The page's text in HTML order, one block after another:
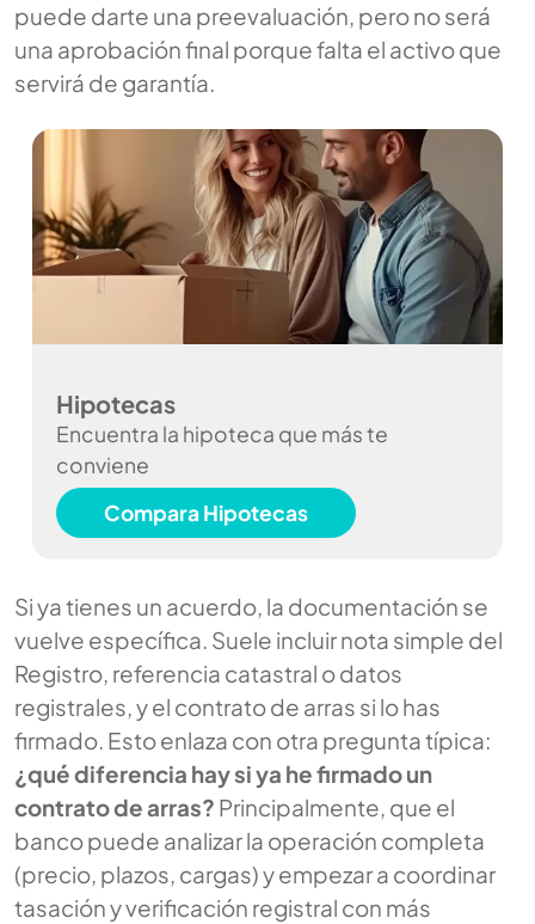
puede darte una preevaluación, pero no será
una aprobación final porque falta el activo que
servirá de garantía.
Hipotecas
Encuentra la hipoteca que más te
conviene
Compara Hipotecas
Si ya tienes un acuerdo, la documentación se
vuelve específica. Suele incluir nota simple del
Registro, referencia catastral o datos
registrales, y el contrato de arras si lo has
firmado. Esto enlaza con otra pregunta típica:
¿qué diferencia hay si ya he firmado un
contrato de arras? Principalmente, que el
banco puede analizar la operación completa
(precio, plazos, cargas) y empezar a coordinar
tasación y verificación registral con más